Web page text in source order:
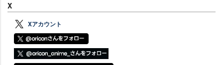
X
Xアカウント